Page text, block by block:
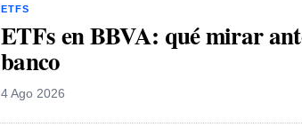
ETFS
ETFs en BBVA: qué mirar
banco
4 Ago 2026